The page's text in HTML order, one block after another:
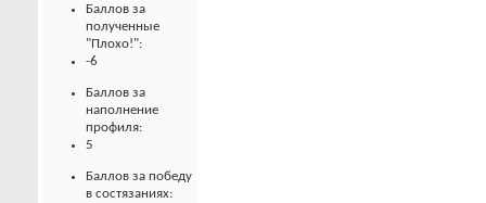
Баллов за
полученные
"Плохо!":
-6
Баллов за
наполнение
профиля:
5
Баллов за победу
в состязаниях: